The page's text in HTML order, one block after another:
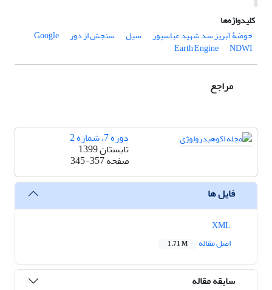
کلیدواژه‌ها
حوضۀ آبریز سد شهید عباسپور
سیل سنجش از دور Google
Earth Engine NDWI
مراجع
دوره 7، شماره 2
تابستان 1399
صفحه345-357
فایل ها
اصل مقاله
1.71 M
سابقه مقاله